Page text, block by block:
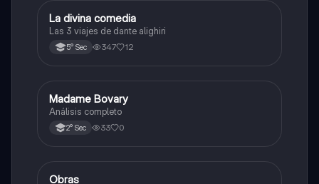
Otros
La divina comedia
Las 3 viajes de dante alighiri
5° Sec 347 12
Otros
Madame Bovary
Análisis completo
2° Sec 33 0
Otros
Obras